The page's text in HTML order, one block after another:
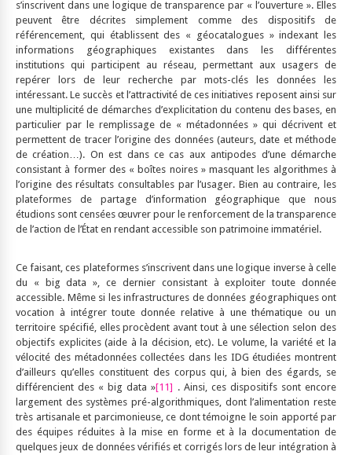
s’inscrivent dans une logique de transparence par « l’ouverture ». Elles
peuvent être décrites simplement comme des dispositifs de
référencement, qui établissent des « géocatalogues » indexant les
informations géographiques existantes dans les différentes
institutions qui participent au réseau, permettant aux usagers de
repérer lors de leur recherche par mots-clés les données les
intéressant. Le succès et l’attractivité de ces initiatives reposent ainsi sur
une multiplicité de démarches d’explicitation du contenu des bases, en
particulier par le remplissage de « métadonnées » qui décrivent et
permettent de tracer l’origine des données (auteurs, date et méthode
de création…). On est dans ce cas aux antipodes d’une démarche
consistant à former des « boîtes noires » masquant les algorithmes à
l’origine des résultats consultables par l’usager. Bien au contraire, les
plateformes de partage d’information géographique que nous
étudions sont censées œuvrer pour le renforcement de la transparence
de l’action de l’État en rendant accessible son patrimoine immatériel.
Ce faisant, ces plateformes s’inscrivent dans une logique inverse à celle
du « big data », ce dernier consistant à exploiter toute donnée
accessible. Même si les infrastructures de données géographiques ont
vocation à intégrer toute donnée relative à une thématique ou un
territoire spécifié, elles procèdent avant tout à une sélection selon des
objectifs explicites (aide à la décision, etc). Le volume, la variété et la
vélocité des métadonnées collectées dans les IDG étudiées montrent
d’ailleurs qu’elles constituent des corpus qui, à bien des égards, se
différencient des « big data »[11] . Ainsi, ces dispositifs sont encore
largement des systèmes pré-algorithmiques, dont l’alimentation reste
très artisanale et parcimonieuse, ce dont témoigne le soin apporté par
des équipes réduites à la mise en forme et à la documentation de
quelques jeux de données vérifiés et corrigés lors de leur intégration à